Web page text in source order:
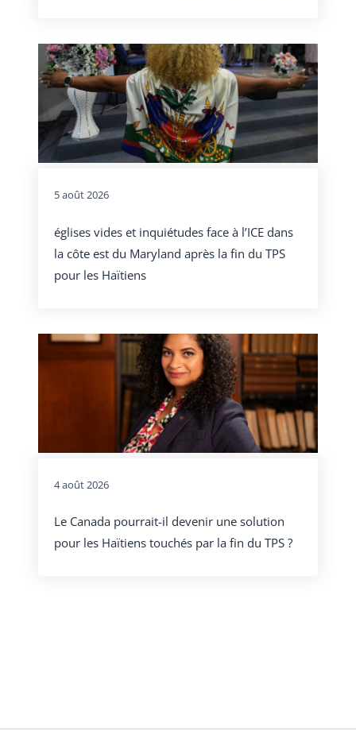
5 août 2026
églises vides et inquiétudes face à l’ICE dans
la côte est du Maryland après la fin du TPS
pour les Haïtiens
4 août 2026
Le Canada pourrait-il devenir une solution
pour les Haïtiens touchés par la fin du TPS ?